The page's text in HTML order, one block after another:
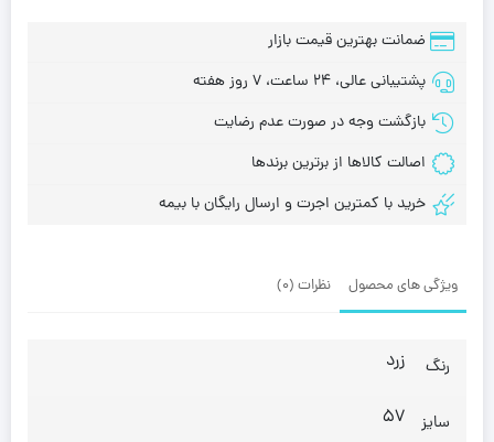
ضمانت بهترین قیمت بازار
پشتیبانی عالی، 24 ساعت، 7 روز هفته
بازگشت وجه در صورت عدم رضایت
اصالت کالاها از برترین برندها
خرید با کمترین اجرت و ارسال رایگان با بیمه
ویژگی های محصول نظرات (0)
رنگ زرد
سایز 57